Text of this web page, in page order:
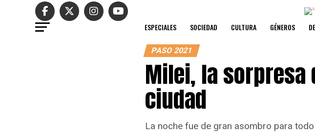
ESPECIALES SOCIEDAD CULTURA GÉNEROS
PASO 2021
Milei, la sorpresa
ciudad
La noche fue de gran asombro para